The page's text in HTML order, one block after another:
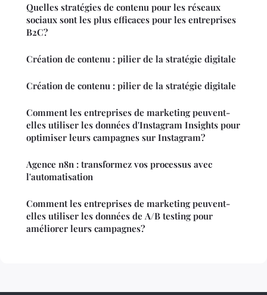
Quelles stratégies de contenu pour les réseaux
sociaux sont les plus efficaces pour les entreprises
B2C?
Création de contenu : pilier de la stratégie digitale
Création de contenu : pilier de la stratégie digitale
Comment les entreprises de marketing peuvent-
elles utiliser les données d'Instagram Insights pour
optimiser leurs campagnes sur Instagram?
Agence n8n : transformez vos processus avec
l'automatisation
Comment les entreprises de marketing peuvent-
elles utiliser les données de A/B testing pour
améliorer leurs campagnes?